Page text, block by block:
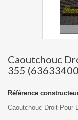
Caoutchouc
355
Référence
Caoutchouc Droit Pour